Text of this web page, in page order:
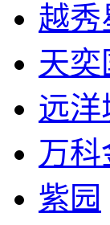
越秀
天奕
远洋
万科
紫园